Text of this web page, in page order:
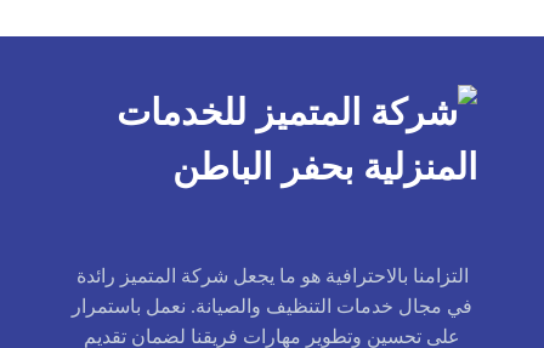
التزامنا بالاحترافية هو ما يجعل شركة المتميز رائدة
في مجال خدمات التنظيف والصيانة. نعمل باستمرار
على تحسين وتطوير مهارات فريقنا لضمان تقديم